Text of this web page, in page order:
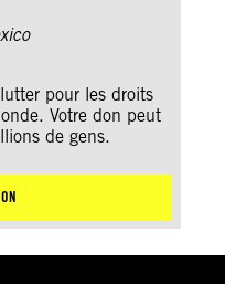
pour les droits
Votre don peut
de gens.